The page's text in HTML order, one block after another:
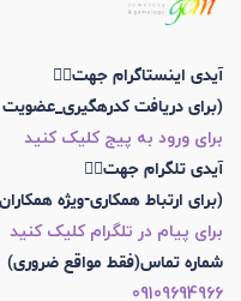
آیدی اینستاگرام جهت👇🏼
(برای دریافت
برای ورود به پیج کلیک کنید
آیدی تلگرام جهت👇🏼
(برای ارتباط همکاری-ویژه
برای پیام در تلگرام کلیک کنید
شماره تماس(فقط مواقع ضروری)
09109694966